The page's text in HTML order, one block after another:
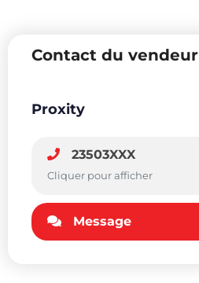
Contact du vendeur
Proxity
23503XXX
Cliquer pour afficher
Message